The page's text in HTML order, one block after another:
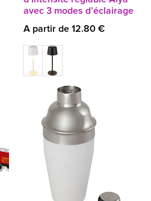
avec 3 modes d’éclairage
A partir de 12.80 €